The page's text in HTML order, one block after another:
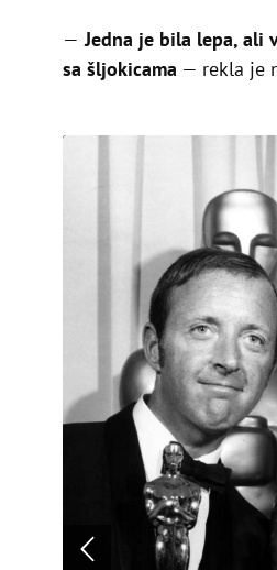
— Jedna je bila lepa, ali
sa šljokicama — rekla je